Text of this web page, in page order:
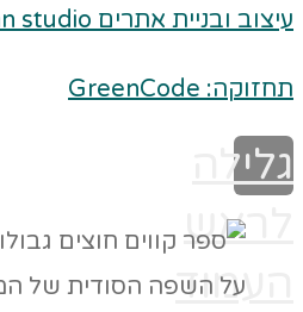
עיצוב ובניית אתרים Made with ❤ hazan studio
תחזוקה: GreenCode
גלילה
לראש
העמוד